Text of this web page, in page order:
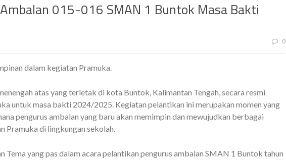
015-016 SMAN 1 Buntok Masa Bakti
0
dalam kegiatan Pramuka.
atas yang terletak di kota Buntok, Kalimantan Tengah, secara resmi
untuk masa bakti 2024/2025. Kegiatan pelantikan ini merupakan momen yang
pengurus ambalan yang baru akan memimpin dan mewujudkan berbagai
Pramuka di lingkungan sekolah.
Tema yang pas dalam acara pelantikan pengurus ambalan SMAN 1 Buntok tahun